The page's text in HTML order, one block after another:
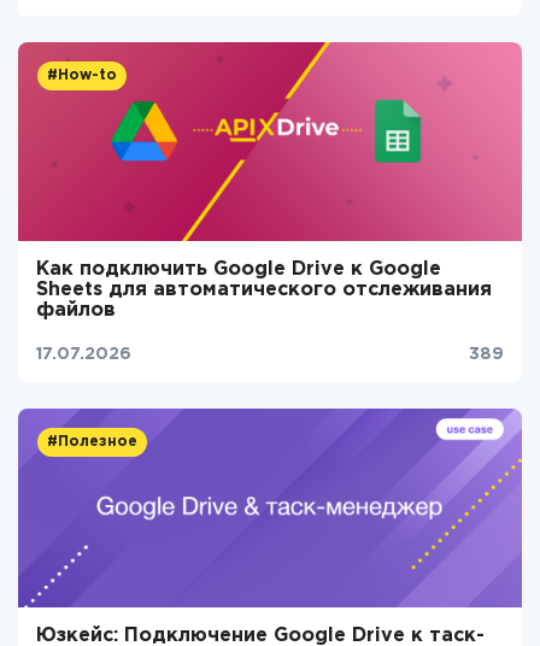
#How-to
Как подключить Google Drive к Google
Sheets для автоматического отслеживания
файлов
17.07.2026 389
#Полезное
Юзкейс: Подключение Google Drive к таск-